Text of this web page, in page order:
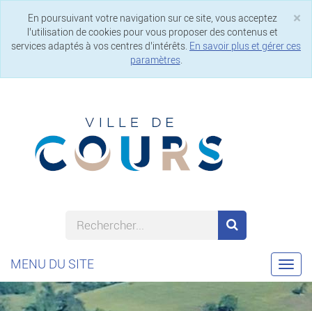
×
En poursuivant votre navigation sur ce site, vous acceptez
l’utilisation de cookies pour vous proposer des contenus et
services adaptés à vos centres d’intérêts. En savoir plus et gérer ces
paramètres.
MENU DU SITE